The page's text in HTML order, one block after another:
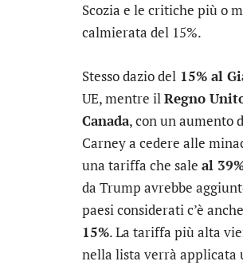
Scozia e le critiche più o
calmierata del 15%.
Stesso dazio del 15% al
UE, mentre il Regno
Canada, con un aumento
Carney a cedere alle
una tariffa che sale al
da Trump avrebbe
paesi considerati c’è anche
15%. La tariffa più alta
nella lista verrà applicata